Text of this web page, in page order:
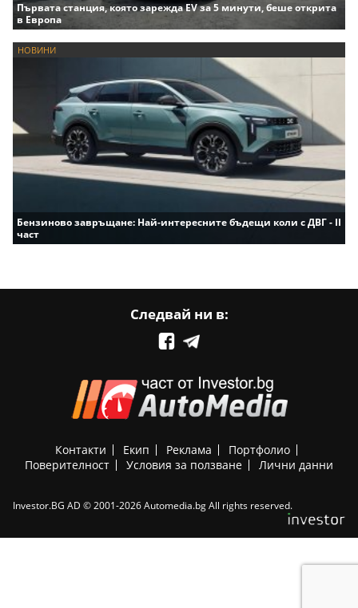
Първата станция, която зарежда EV за 5 минути, беше открита
в Европа
НОВИНИ
Бензиново завръщане: Най-интересните бъдещи коли с ДВГ - II
част
Следвай ни в:
Контакти Екип Реклама
Портфолио
Поверителност
Условия за ползване Лични данни
Investor.BG AD © 2001-2026 Automedia.bg All rights reserved.